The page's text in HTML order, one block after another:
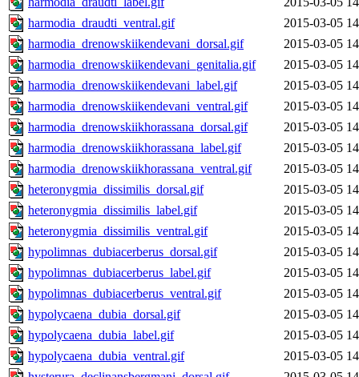
harmodia_draudti_ventral.gif
2015-03-05
harmodia_drenowskiikendevani_dorsal.gif
2015-03-05
harmodia_drenowskiikendevani_genitalia.gif
2015-03-05
harmodia_drenowskiikendevani_label.gif
2015-03-05
harmodia_drenowskiikendevani_ventral.gif
2015-03-05
harmodia_drenowskiikhorassana_dorsal.gif
2015-03-05
harmodia_drenowskiikhorassana_label.gif
2015-03-05
harmodia_drenowskiikhorassana_ventral.gif
2015-03-05
heteronygmia_dissimilis_dorsal.gif
2015-03-05
heteronygmia_dissimilis_label.gif
2015-03-05
heteronygmia_dissimilis_ventral.gif
2015-03-05
hypolimnas_dubiacerberus_dorsal.gif
2015-03-05
hypolimnas_dubiacerberus_label.gif
2015-03-05
hypolimnas_dubiacerberus_ventral.gif
2015-03-05
hypolycaena_dubia_dorsal.gif
2015-03-05
hypolycaena_dubia_label.gif
2015-03-05
hypolycaena_dubia_ventral.gif
2015-03-05